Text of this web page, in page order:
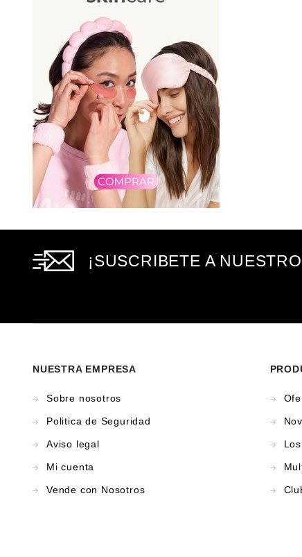
¡SUSCRIBETE A
NUESTRA EMPRESA
Sobre nosotros
Politica de Seguridad
Aviso legal
Mi cuenta
Vende con Nosotros